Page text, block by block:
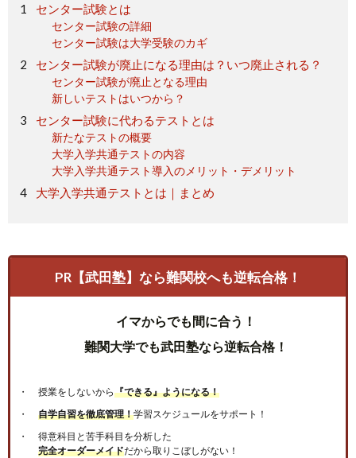
センター試験とは
センター試験の詳細
センター試験は大学受験のカギ
センター試験が廃止になる理由は？いつ廃止される？
センター試験が廃止となる理由
新しいテストはいつから？
センター試験に代わるテストとは
新たなテストの概要
大学入学共通テストの内容
大学入学共通テスト導入のメリット・デメリット
大学入学共通テストとは｜まとめ
PR【武田塾】なら難関校へも逆転合格！
イマからでも間に合う！
難関大学でも武田塾なら逆転合格！
授業をしないから『できる』ようになる！
自学自習を徹底管理！学習スケジュールをサポート！
得意科目と苦手科目を分析した
完全オーダーメイドだから取りこぼしがない！